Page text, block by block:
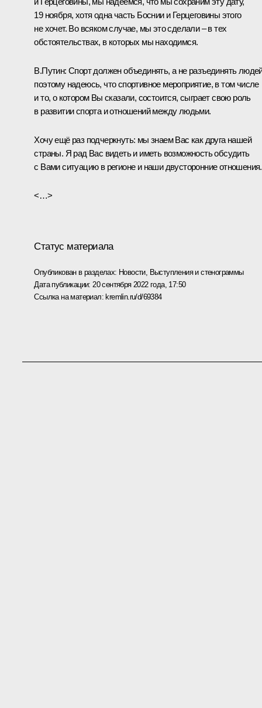
19 ноября, хотя одна часть Боснии и Герцеговины этого
не хочет. Во всяком случае, мы это сделали – в тех
обстоятельствах, в которых мы находимся.
В.Путин: Спорт должен объединять, а не разъединять
поэтому надеюсь, что спортивное мероприятие, в том числе
и то, о котором Вы сказали, состоится, сыграет свою роль
в развитии спорта и отношений между людьми.
Хочу ещё раз подчеркнуть: мы знаем Вас как друга нашей
страны. Я рад Вас видеть и иметь возможность обсудить
с Вами ситуацию в регионе и наши двусторонние отношения.
<…>
Статус материала
Опубликован в разделах: Новости, Выступления и стенограммы
Дата публикации: 20 сентября 2022 года, 17:50
Ссылка на материал: kremlin.ru/d/69384